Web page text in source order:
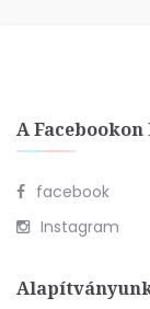
A
facebook
Instagram